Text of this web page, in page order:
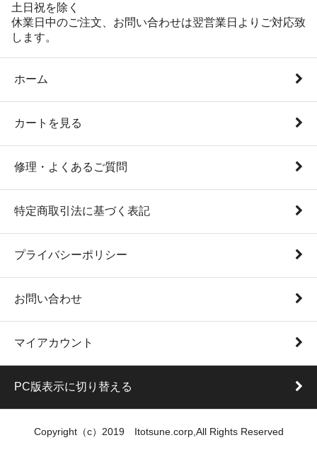
土日祝を除く
休業日中のご注文、お問い合わせは翌営業日よりご対応致
します。
ホーム
カートを見る
修理・よくあるご質問
特定商取引法に基づく表記
プライバシーポリシー
お問い合わせ
マイアカウント
PC版表示に切り替える
Copyright（c）2019 Itotsune.corp,All Rights Reserved